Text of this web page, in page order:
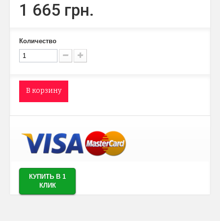
1 665 грн.
Количество
В корзину
КУПИТЬ В 1
КЛИК